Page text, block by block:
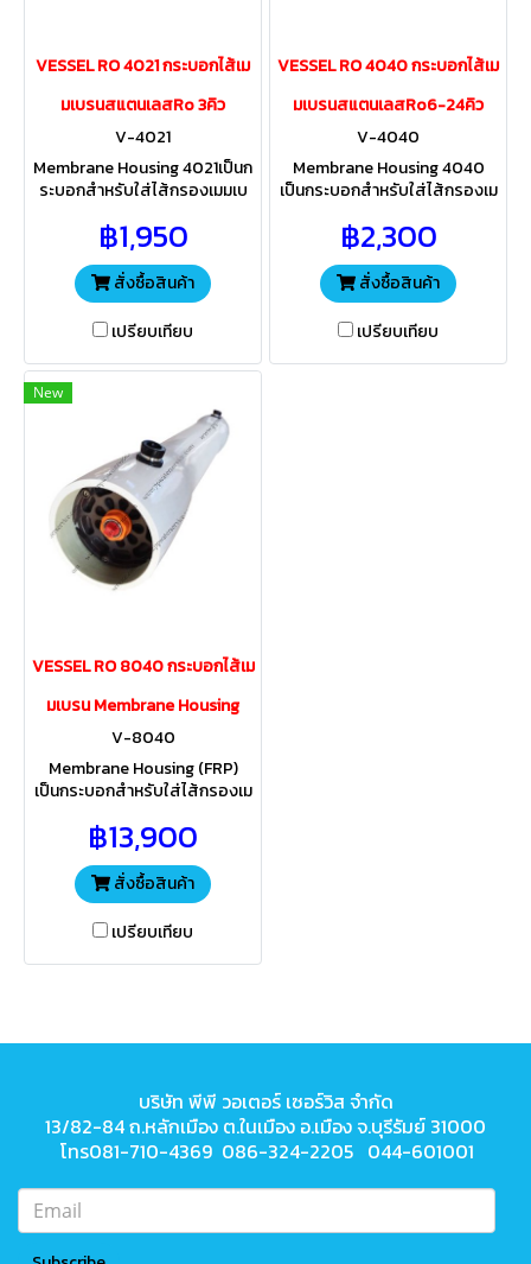
VESSEL RO 4021 กระบอกไส้เม
มเบรนสแตนเลสRo 3คิว
V-4021
Membrane Housing 4021เป็นก
ระบอกสำหรับใส่ไส้กรองเมมเบ
เลส304 คุณภาพสูง มีความ
ทนทาน อายุการใช้งานยาวนาน
฿1,950
สั่งซื้อสินค้า
เปรียบเทียบ
VESSEL RO 4040 กระบอกไส้เม
มเบรนสแตนเลสRo6-24คิว
V-4040
Membrane Housing 4040
เป็นกระบอกสำหรับใส่ไส้กรองเม
เลส304 คุณภาพสูง มีความ
ทนทาน อายุการใช้งานยาวนาน
฿2,300
สั่งซื้อสินค้า
เปรียบเทียบ
New
VESSEL RO 8040 กระบอกไส้เม
มเบรน Membrane Housing
V-8040
Membrane Housing (FRP)
เป็นกระบอกสำหรับใส่ไส้กรองเม
กลาส คุณภาพสูง มีความทนทาน
อายุการใช้งานยาวนาน
฿13,900
สั่งซื้อสินค้า
เปรียบเทียบ
บริษัท พีพี วอเตอร์ เซอร์วิส จำกัด
13/82-84 ถ.หลักเมือง ต.ในเมือง อ.เมือง จ.บุรีรัมย์ 31000
โทร081-710-4369 086-324-2205 044-601001